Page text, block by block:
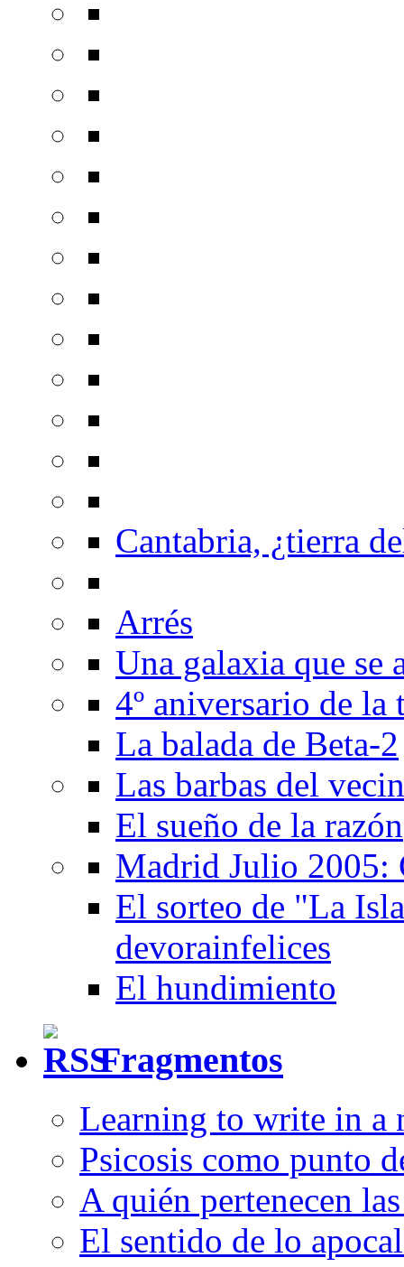
Cantabria, ¿tierra
Arrés
Una galaxia que se
4º aniversario de
La balada de Beta-2
Las barbas del
El sueño de la razón
Madrid Julio 2005:
El sorteo de "La
devorainfelices
El hundimiento
Fragmentos
Learning to write in a
Psicosis como punto
A quién pertenecen
El sentido de lo